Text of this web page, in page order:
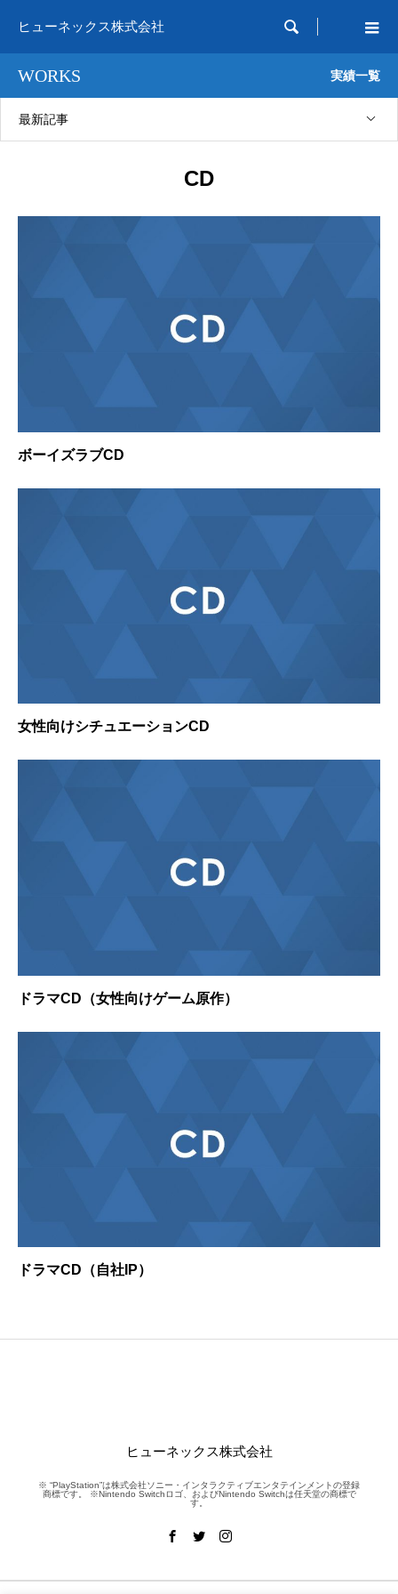
ヒューネックス株式会社 
WORKS 実績一覧
最新記事
CD
ボーイズラブCD
女性向けシチュエーションCD
ドラマCD（女性向けゲーム原作）
ドラマCD（自社IP）
ヒューネックス株式会社
※ “PlayStation”は株式会社ソニー・インタラクティブエンタテインメントの登録
商標です。 ※Nintendo Switchロゴ、およびNintendo Switchは任天堂の商標で
す。